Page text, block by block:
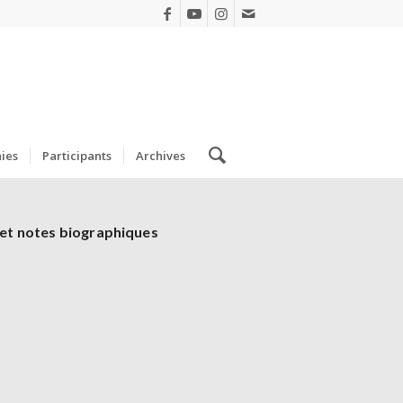
Participants Archives
notes biographiques